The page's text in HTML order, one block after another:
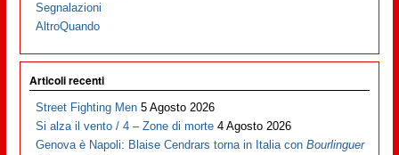
Segnalazioni
AltroQuando
Articoli recenti
Street Fighting Men 5 Agosto 2026
Si alza il vento / 4 – Zone di morte 4 Agosto 2026
Genova è Napoli: Blaise Cendrars torna in Italia conBourlinguer